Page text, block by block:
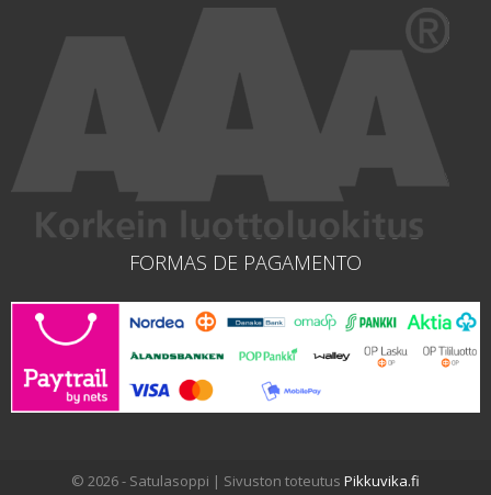
FORMAS DE PAGAMENTO
© 2026 - Satulasoppi | Sivuston toteutus Pikkuvika.fi